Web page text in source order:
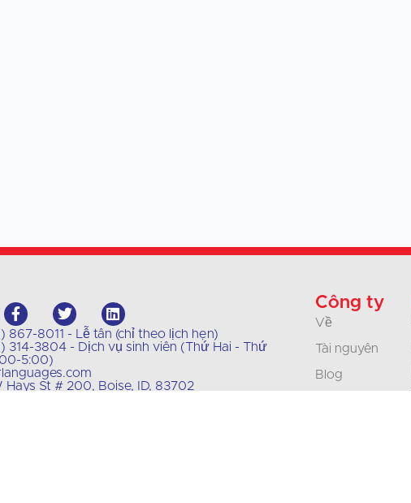
867-8011 - Lễ tân (chỉ theo lịch hẹn)
314-3804 - Dịch vụ sinh viên (Thứ Hai - Thứ
5:00)
Hays St # 200, Boise, ID, 83702
Công ty
Về
Tài nguyên
Blog